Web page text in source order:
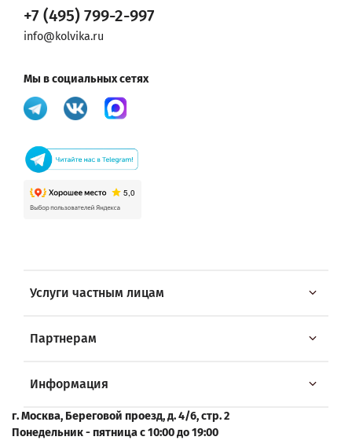
Услуги частным лицам
Партнерам
Информация
+7 (495) 799-2-997
info@kolvika.ru
Мы в социальных сетях
г. Москва, Береговой проезд, д. 4/6, стр. 2
Понедельник - пятница с 10:00 до 19:00